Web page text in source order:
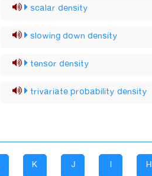
scalar density
slowing down density
tensor density
trivariate probability density
H
I
J
K